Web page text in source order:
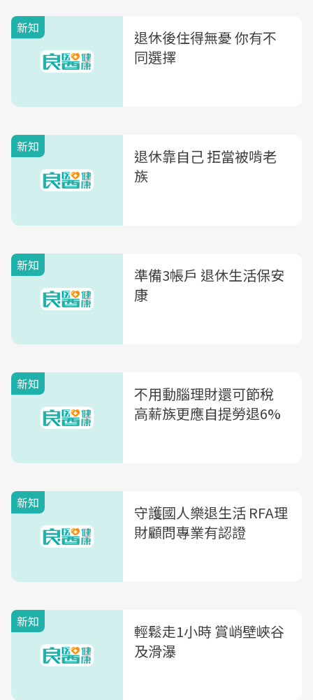
新知
退休後住得無憂 你有不
同選擇
新知
退休靠自己 拒當被啃老
族
新知
準備3帳戶 退休生活保安
康
新知
不用動腦理財還可節稅
高薪族更應自提勞退6%
新知
守護國人樂退生活 RFA理
財顧問專業有認證
新知
輕鬆走1小時 賞峭壁峽谷
及滑瀑